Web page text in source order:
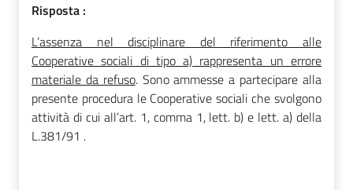
Risposta :
L’assenza nel disciplinare del riferimento alle
Cooperative sociali di tipo a) rappresenta un errore
materiale da refuso. Sono ammesse a partecipare alla
presente procedura le Cooperative sociali che svolgono
attività di cui all’art. 1, comma 1, lett. b) e lett. a) della
L.381/91 .